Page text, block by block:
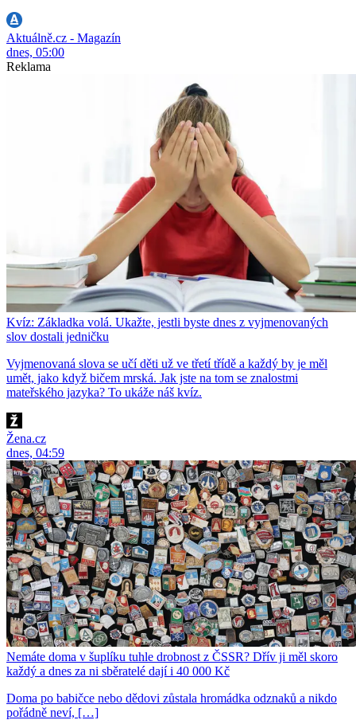
Aktuálně.cz - Magazín
dnes, 05:00
Reklama
Kvíz: Základka volá. Ukažte, jestli byste dnes z vyjmenovaných
slov dostali jedničku
Vyjmenovaná slova se učí děti už ve třetí třídě a každý by je měl
umět, jako když bičem mrská. Jak jste na tom se znalostmi
mateřského jazyka? To ukáže náš kvíz.
Žena.cz
dnes, 04:59
Nemáte doma v šuplíku tuhle drobnost z ČSSR? Dřív ji měl skoro
každý a dnes za ni sběratelé dají i 40 000 Kč
Doma po babičce nebo dědovi zůstala hromádka odznaků a nikdo
pořádně neví, […]